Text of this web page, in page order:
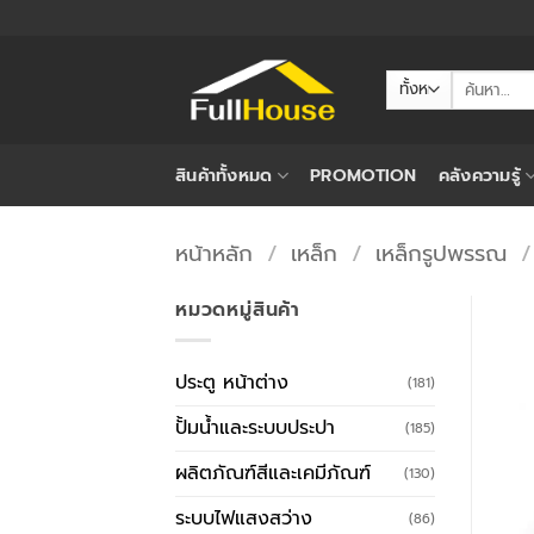
ค้นหา:
สินค้าทั้งหมด PROMOTION คลังความรู้
หน้าหลัก / เหล็ก / เหล็กรูปพรรณ /
หมวดหมู่สินค้า
ประตู หน้าต่าง (181)
ปั้มน้ำและระบบประปา (185)
ผลิตภัณฑ์สีและเคมีภัณฑ์ (130)
ระบบไฟแสงสว่าง (86)